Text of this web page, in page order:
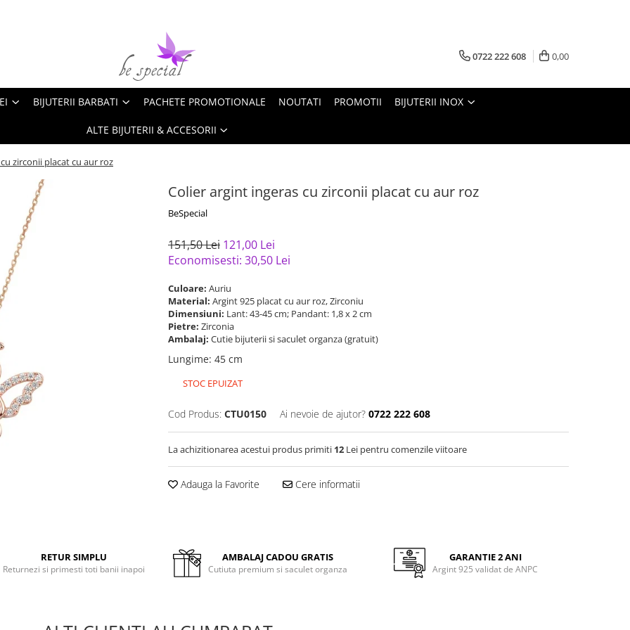
0722 222 608 0,00
BIJUTERII BARBATI PACHETE PROMOTIONALE NOUTATI PROMOTII BIJUTERII INOX
ALTE BIJUTERII & ACCESORII
zirconii placat cu aur roz
Colier argint ingeras cu zirconii placat cu aur roz
BeSpecial
151,50 Lei 121,00 Lei
Economisesti: 30,50 Lei
Culoare: Auriu
Material: Argint 925 placat cu aur roz, Zirconiu
Dimensiuni: Lant: 43-45 cm; Pandant: 1,8 x 2 cm
Pietre: Zirconia
Ambalaj: Cutie bijuterii si saculet organza (gratuit)
Lungime: 45 cm
STOC EPUIZAT
Cod Produs: CTU0150 Ai nevoie de ajutor? 0722 222 608
La achizitionarea acestui produs primiti 12 Lei pentru comenzile viitoare
Adauga la Favorite Cere informatii
RETUR SIMPLU
Returnezi si primesti toti banii inapoi
AMBALAJ CADOU GRATIS
Cutiuta premium si saculet organza
GARANTIE 2 ANI
Argint 925 validat de ANPC